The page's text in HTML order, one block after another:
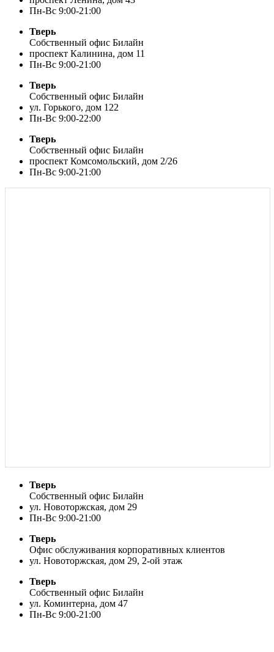
Пн-Вс 9:00-21:00
Тверь
Собственный офис Билайн
проспект Калинина, дом 11
Пн-Вс 9:00-21:00
Тверь
Собственный офис Билайн
ул. Горького, дом 122
Пн-Вс 9:00-22:00
Тверь
Собственный офис Билайн
проспект Комсомольский, дом 2/26
Пн-Вс 9:00-21:00
Тверь
Собственный офис Билайн
ул. Новоторжская, дом 29
Пн-Вс 9:00-21:00
Тверь
Офис обслуживания корпоративных клиентов
ул. Новоторжская, дом 29, 2-ой этаж
Тверь
Собственный офис Билайн
ул. Коминтерна, дом 47
Пн-Вс 9:00-21:00